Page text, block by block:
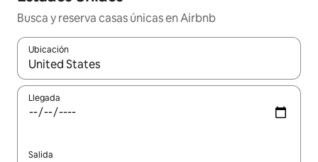
Busca y reserva casas únicas en Airbnb
Ubicación
Cuando los resultados estén disponibles, navega con las
Llegada
Salida